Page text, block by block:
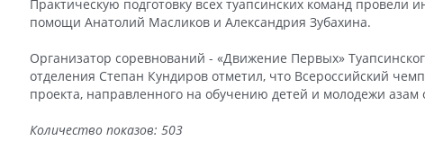
Практическую подготовку всех туапсинских команд провели
помощи Анатолий Масликов и Александрия Зубахина.
Организатор соревнований - «Движение Первых»
отделения Степан Кундиров отметил, что Всероссийский
проекта, направленного на обучению детей и молодежи
Количество показов: 503